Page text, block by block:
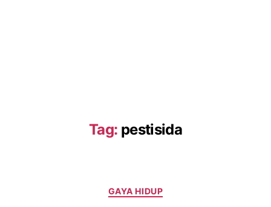
Tag: pestisida
GAYA HIDUP